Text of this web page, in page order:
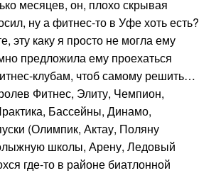
месяцев, он, плохо скрывая
ну а фитнес-то в Уфе хоть есть?
эту каку я просто не могла ему
предложила ему проехаться
клубам, чтоб самому решить…
Фитнес, Элиту, Чемпион,
Бассейны, Динамо,
(Олимпик, Актау, Поляну
школы, Арену, Ледовый
где-то в районе биатлонной